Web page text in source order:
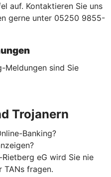
auf. Kontaktieren Sie uns
gerne unter 05250 9855-
Meldungen sind Sie
Trojanern
Banking?
eG wird Sie nie
TANs fragen.